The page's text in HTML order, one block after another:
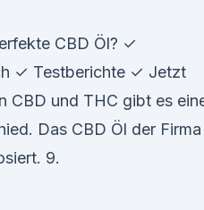
CBD Öl? ✓
✓ Testberichte ✓ Jetzt
CBD und THC gibt es
Das CBD Öl der Firma
9.